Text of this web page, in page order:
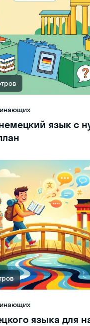
язык с
языка для